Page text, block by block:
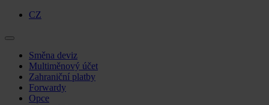
CZ
Skip
content
Směna deviz
Multiměnový účet
Zahraniční platby
Forwardy
Opce